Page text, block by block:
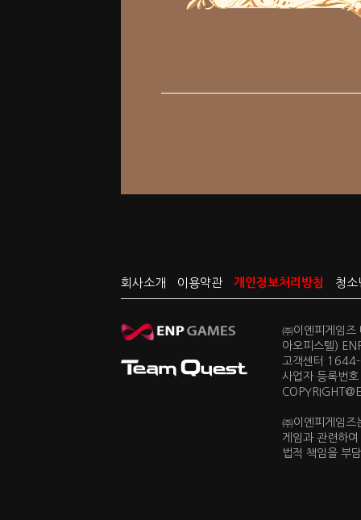
회사소개 이용약관 개인정보처리방침 청소
㈜이엔피게임
아오피스텔)
고객센터
사업자 등록번
㈜이엔피게임즈
게임과 관련하
법적 책임을 부